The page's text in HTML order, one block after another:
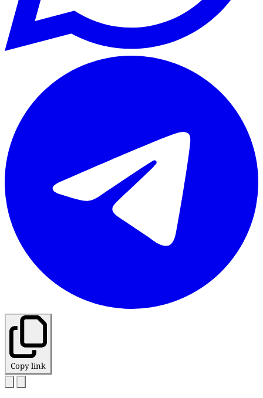
Copy link